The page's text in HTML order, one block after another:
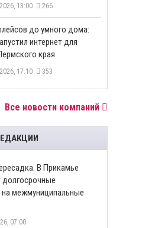
13:00 266
до умного дома:
интернет для
края
17:10 353
Все новости компаний
В Прикамье
межмуниципальные
07:00